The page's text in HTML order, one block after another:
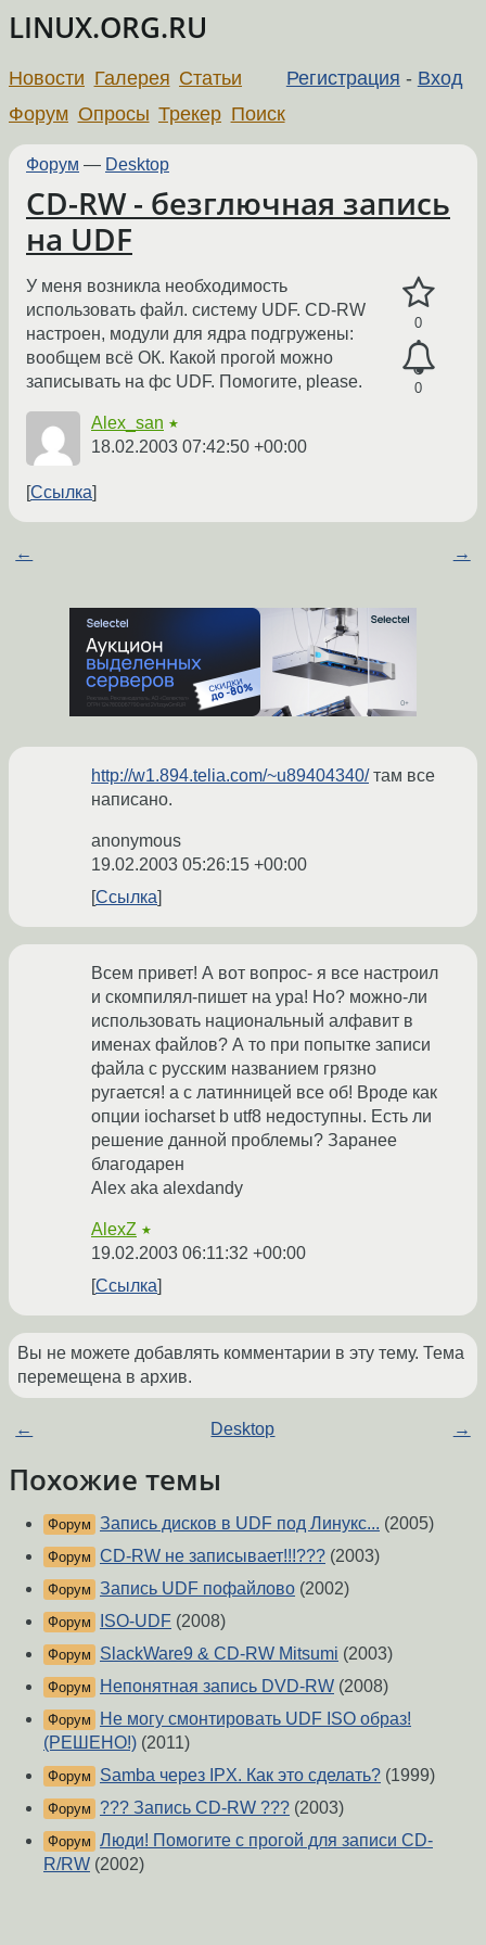
LINUX.ORG.RU
Регистрация - Вход
Новости Галерея Статьи
Форум Опросы Трекер Поиск
Форум — Desktop
CD-RW - безглючная запись
на UDF
0
0
У меня возникла необходимость
использовать файл. систему UDF. CD-RW
настроен, модули для ядра подгружены:
вообщем всё ОК. Какой прогой можно
записывать на фс UDF. Помогите, please.
Alex_san ★
18.02.2003 07:42:50 +00:00
Ссылка
← →
http://w1.894.telia.com/~u89404340/там все
написано.
anonymous
19.02.2003 05:26:15 +00:00
Ссылка
Всем привет! А вот вопрос- я все настроил
и скомпилял-пишет на ура! Но? можно-ли
использовать национальный алфавит в
именах файлов? А то при попытке записи
файла с русским названием грязно
ругается! а с латинницей все об! Вроде как
опции iocharset b utf8 недоступны. Есть ли
решение данной проблемы? Заранее
благодарен
Alex aka alexdandy
AlexZ ★
19.02.2003 06:11:32 +00:00
Ссылка
Вы не можете добавлять комментарии в эту тему. Тема
перемещена в архив.
← Desktop →
Похожие темы
Форум Запись дисков в UDF под Линукс... (2005)
Форум CD-RW не записывает!!!??? (2003)
Форум Запись UDF пофайлово (2002)
Форум ISO-UDF (2008)
Форум SlackWare9 & CD-RW Mitsumi (2003)
Форум Непонятная запись DVD-RW (2008)
Форум
Не могу смонтировать UDF ISO образ!
(РЕШЕНО!) (2011)
Форум Samba через IPX. Как это сделать? (1999)
Форум ??? Запись CD-RW ??? (2003)
Форум Люди! Помогите с прогой для записи CD-
R/RW (2002)